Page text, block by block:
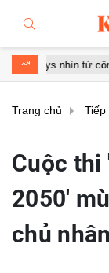
từ công nợ với
Trang chủ Tiếp
Cuộc thi
2050'
chủ